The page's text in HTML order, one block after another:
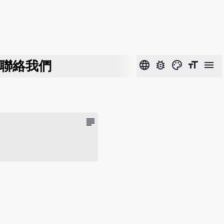
絡我們 language bug_report color_lens format_size menu
subject